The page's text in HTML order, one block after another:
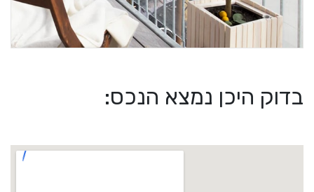
בדוק היכן נמצא הנכס: